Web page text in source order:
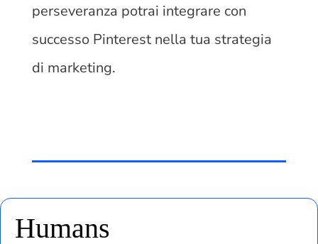
perseveranza potrai integrare con
successo Pinterest nella tua strategia
di marketing.
Humans